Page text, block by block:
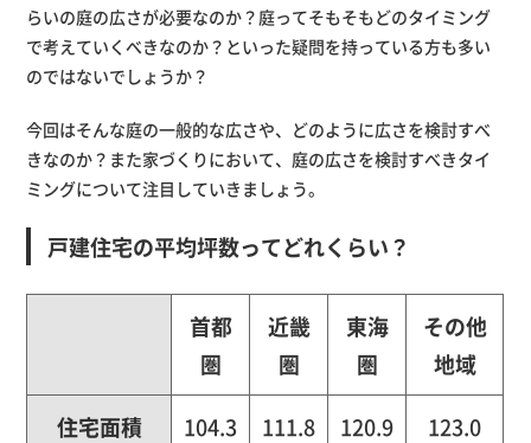
らいの庭の広さが必要なのか？庭ってそもそもどのタイミング
で考えていくべきなのか？といった疑問を持っている方も多い
のではないでしょうか？
今回はそんな庭の一般的な広さや、どのように広さを検討すべ
きなのか？また家づくりにおいて、庭の広さを検討すべきタイ
ミングについて注目していきましょう。
戸建住宅の平均坪数ってどれくらい？
首都
圏
近畿
圏
東海
圏
その他
地域
住宅面積
104.3 111.8 120.9 123.0